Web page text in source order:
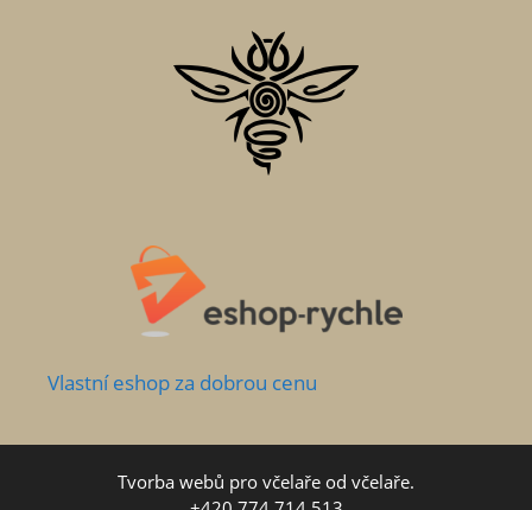
Vlastníeshop za dobrou cenu
Tvorba webů pro včelaře od včelaře.